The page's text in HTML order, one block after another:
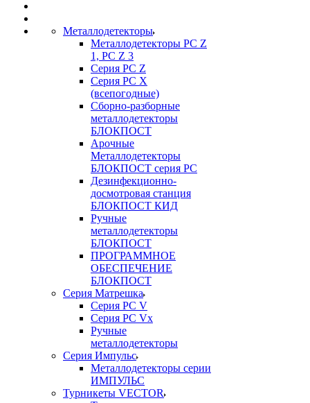
Металлодетекторы
Металлодетекторы РС Z
1, PC Z 3
Серия РС Z
Серия РС X
(всепогодные)
Сборно-разборные
металлодетекторы
БЛОКПОСТ
Арочные
Металлодетекторы
БЛОКПОСТ серия РС
Дезинфекционно-
досмотровая станция
БЛОКПОСТ КИД
Ручные
металлодетекторы
БЛОКПОСТ
ПРОГРАММНОЕ
ОБЕСПЕЧЕНИЕ
БЛОКПОСТ
Серия Матрешка
Серия PC V
Серия PC Vx
Ручные
металлодетекторы
Серия Импульс
Металлодетекторы серии
ИМПУЛЬС
Турникеты VECTOR